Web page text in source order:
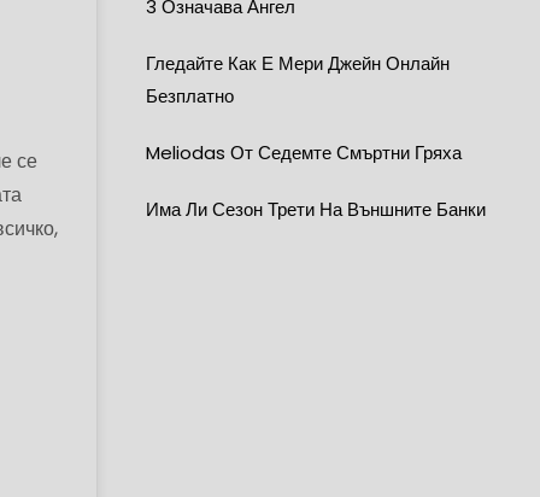
се
3 Означава Ангел
Гледайте Как Е Мери Джейн Онлайн
Безплатно
Meliodas От Седемте Смъртни Гряха
Има Ли Сезон Трети На Външните Банки